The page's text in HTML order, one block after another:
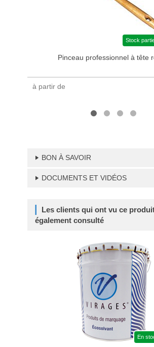
Stock
Pinceau professionnel à tête
à partir de
BON À SAVOIR
DOCUMENTS ET VIDÉOS
Les clients qui ont vu ce
également consulté
En